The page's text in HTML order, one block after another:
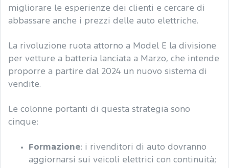
migliorare le esperienze dei clienti e cercare di
abbassare anche i prezzi delle auto elettriche.
La rivoluzione ruota attorno a Model E la divisione
per vetture a batteria lanciata a Marzo, che intende
proporre a partire dal 2024 un nuovo sistema di
vendite.
Le colonne portanti di questa strategia sono
cinque:
Formazione: i rivenditori di auto dovranno
aggiornarsi sui veicoli elettrici con continuità;